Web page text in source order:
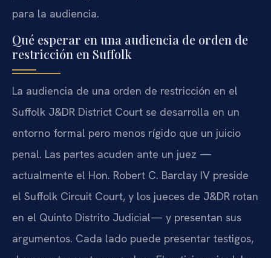
para la audiencia.
Qué esperar en una audiencia de orden de
restricción en Suffolk
La audiencia de una orden de restricción en el
Suffolk J&DR District Court se desarrolla en un
entorno formal pero menos rígido que un juicio
penal. Las partes acuden ante un juez —
actualmente el Hon. Robert C. Barclay IV preside
el Suffolk Circuit Court, y los jueces de J&DR rotan
en el Quinto Distrito Judicial— y presentan sus
argumentos. Cada lado puede presentar testigos,